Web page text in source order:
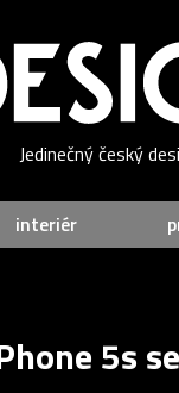
Jedinečný český
interiér
5s